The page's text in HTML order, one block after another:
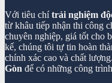
Với tiêu chítrải nghiệm
từ khâu tiếp nhận thi công
chuyên nghiệp, giá tốt cho
kế, chúng tôi tự tin hoàn
chính xác cao và chất
Gòn để có những công